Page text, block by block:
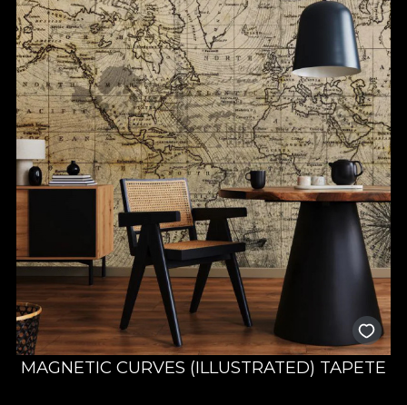
MAGNETIC CURVES (ILLUSTRATED) TAPETE